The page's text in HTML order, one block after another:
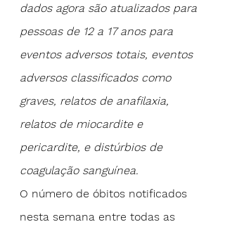
dados agora são atualizados para
pessoas de 12 a 17 anos para
eventos adversos totais, eventos
adversos classificados como
graves, relatos de anafilaxia,
relatos de miocardite e
pericardite, e distúrbios de
coagulação sanguínea.
O número de óbitos notificados
nesta semana entre todas as